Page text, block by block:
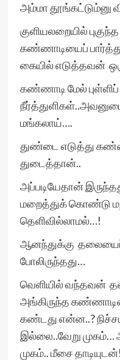
அம்மா தூங்கட்டும்னு
குளியலறையில்
கண்ணாடியைப்
கையில் எடுத்தவன் ஒரு
கண்ணாடி மேல் புள்ளிப்
மங்கலாய்….
துண்டை எடுத்து
துடைத்தான்..
அப்படியேதான்
மறைத்துக் கொண்டு
தெளிவில்லாமல்…!
ஆனந்துக்கு
போலிருந்தது…
வெளியில் வந்தவன்
அங்கிருந்த
கண்டது என்ன..?
இல்லை..வேறு
முகம்.. மீசை